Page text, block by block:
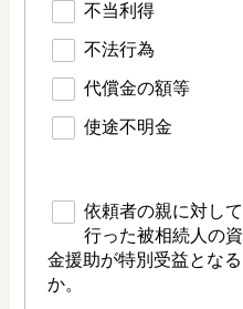
不当利得
不法行為
代償金の額等
使途不明金
依頼者の親に対して
行った被相続人の資
金援助が特別受益となる
か。